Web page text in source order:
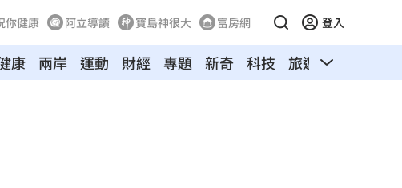
你健康 阿立導讀 寶島神很大 富房網 登入
康 兩岸 運動 財經 專題 新奇 科技 旅遊 汽車